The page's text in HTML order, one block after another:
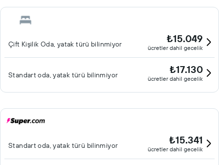
Çift ​Kişilik Oda, yatak türü bilinmiyor ₺15.049
ücretler dahil gecelik
Standart oda, yatak türü bilinmiyor ₺17.130
ücretler dahil gecelik
Standart oda, yatak türü bilinmiyor ₺15.341
ücretler dahil gecelik